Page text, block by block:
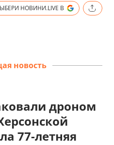
НОВИНИ.LIVE В
новость
дроном
77-летняя